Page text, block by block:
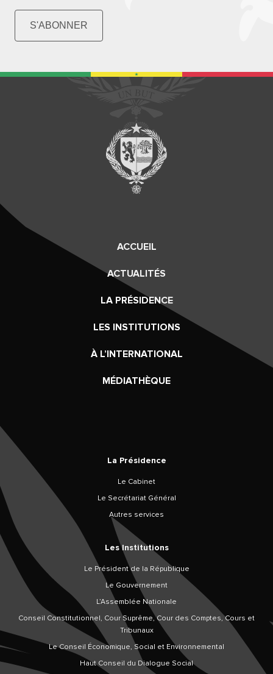
S'ABONNER
ACCUEIL
ACTUALITÉS
LA PRÉSIDENCE
LES INSTITUTIONS
À L’INTERNATIONAL
MÉDIATHÈQUE
La Présidence
Le Cabinet
Le Secrétariat Général
Autres services
Les Institutions
Le Président de la République
Le Gouvernement
L’Assemblée Nationale
Conseil Constitutionnel, Cour Suprême, Cour des Comptes, Cours et
Tribunaux
Le Conseil Économique, Social et Environnemental
Haut Conseil du Dialogue Social